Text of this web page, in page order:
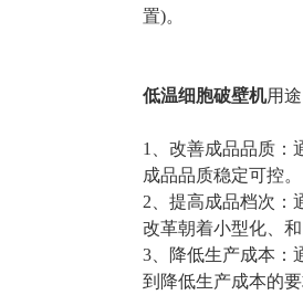
置)。
低温细胞破壁机用途
1、改善成品品质：
成品品质稳定可控。
2、提高成品档次：
改革朝着小型化、
3、降低生产成本：
到降低生产成本的